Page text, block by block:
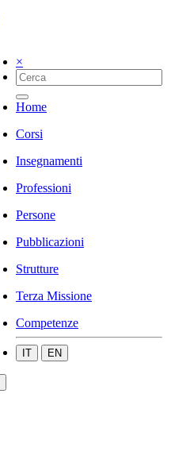
×
Home
Corsi
Insegnamenti
Professioni
Persone
Pubblicazioni
Strutture
Terza Missione
Competenze
IT EN